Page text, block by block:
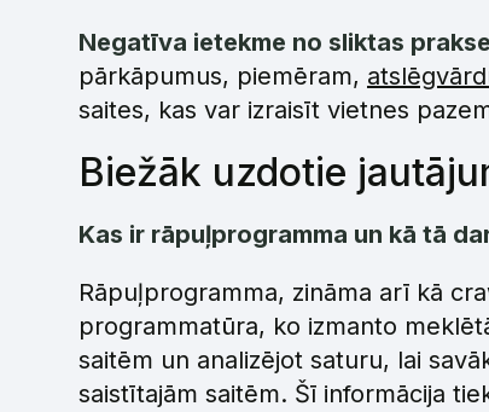
Negatīva ietekme no sliktas
pārkāpumus, piemēram,
saites, kas var izraisīt vietnes
Biežāk uzdotie
Kas ir rāpuļprogramma un kā tā
Rāpuļprogramma, zināma arī kā
programmatūra, ko izmanto
saitēm un analizējot saturu, lai
saistītajām saitēm. Šī informācija